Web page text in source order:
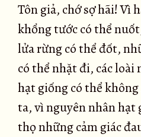
Tôn giả, chớ sợ hãi! Vì
khổng tước có thể
lửa rừng có thể đốt,
có thể nhặt đi, các loài
hạt giống có thể không
ta, vì nguyên nhân hạt
thọ những cảm giác